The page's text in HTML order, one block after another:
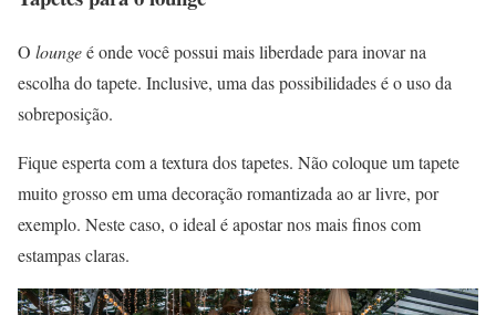
O loungeé onde você possui mais liberdade para inovar na
escolha do tapete. Inclusive, uma das possibilidades é o uso da
sobreposição.
Fique esperta com a textura dos tapetes. Não coloque um tapete
muito grosso em uma decoração romantizada ao ar livre, por
exemplo. Neste caso, o ideal é apostar nos mais finos com
estampas claras.